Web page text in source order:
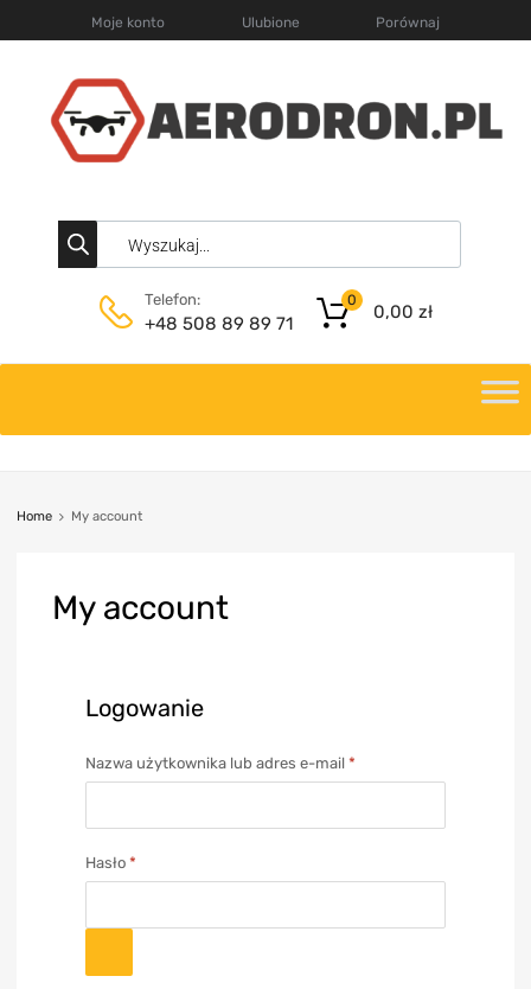
Moje konto Ulubione Porównaj
Telefon:
+48 508 89 89 71
0,00 zł
0
Home My account
Myaccount
Logowanie
Nazwa użytkownika lub adres e-mail *
Hasło *